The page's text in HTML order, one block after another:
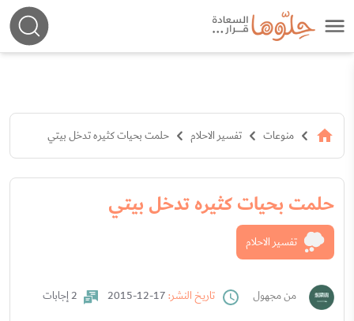
منوعات تفسير الاحلام حلمت بحيات كثيره تدخل بيتي
حلمت بحيات كثيره تدخل بيتي
تفسير الاحلام
من مجهول تاريخ النشر: 2 إجابات